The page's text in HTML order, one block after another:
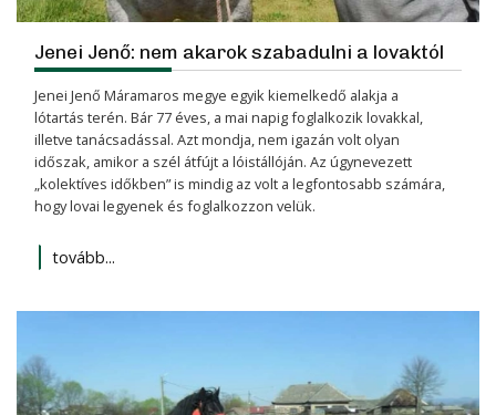
Jenei Jenő: nem akarok szabadulni a lovaktól
Jenei Jenő Máramaros megye egyik kiemelkedő alakja a
lótartás terén. Bár 77 éves, a mai napig foglalkozik lovakkal,
illetve tanácsadással. Azt mondja, nem igazán volt olyan
időszak, amikor a szél átfújt a lóistállóján. Az úgynevezett
„kolektíves időkben” is mindig az volt a legfontosabb számára,
hogy lovai legyenek és foglalkozzon velük.
tovább...